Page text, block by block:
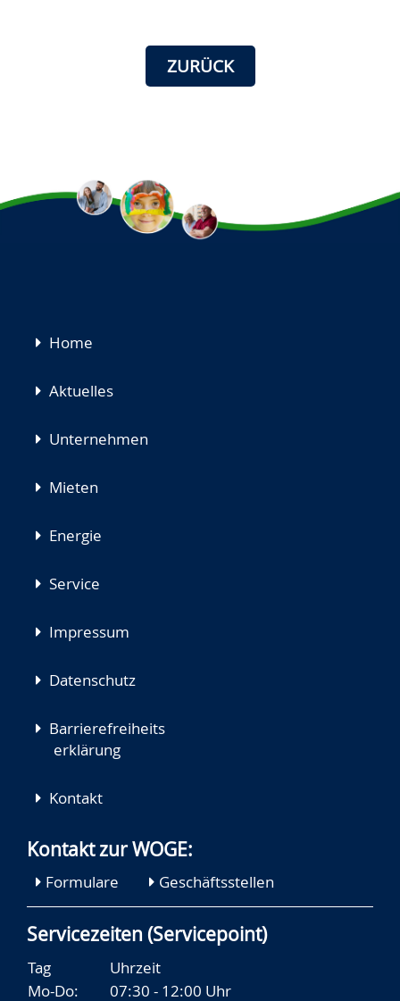
ZURÜCK
Navigation
Home
Aktuelles
Unternehmen
Mieten
Energie
Service
Impressum
Datenschutz
Barrierefreiheits
erklärung
Kontakt
Kontakt zur WOGE:
Formulare Geschäftsstellen
Servicezeiten (Servicepoint)
Tag
Uhrzeit
Mo-Do:
07:30 - 12:00 Uhr